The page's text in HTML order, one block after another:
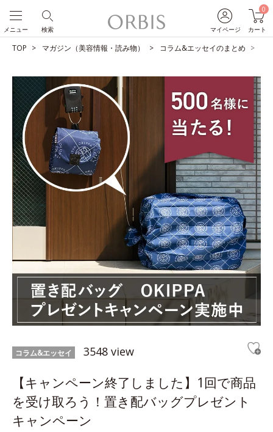
マイページ
0
カート
検索
メニュー
TOP マガジン（美容情報・読み物） コラム&エッセイのまとめ
コラム&エッセイ 3548 view
【キャンペーン終了しました】1回で商品
を受け取ろう！置き配バッグプレゼント
キャンペーン